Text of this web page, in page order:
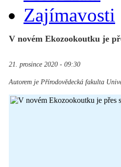
Zajímavosti
V novém Ekozookoutku je
21. prosince 2020 - 09:30
Autorem je Přírodovědecká fakulta